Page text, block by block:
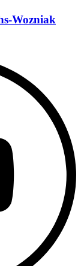
Wozniak